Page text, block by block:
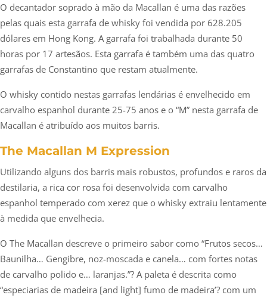
O decantador soprado à mão da Macallan é uma das razões
pelas quais esta garrafa de whisky foi vendida por 628.205
dólares em Hong Kong. A garrafa foi trabalhada durante 50
horas por 17 artesãos. Esta garrafa é também uma das quatro
garrafas de Constantino que restam atualmente.
O whisky contido nestas garrafas lendárias é envelhecido em
carvalho espanhol durante 25-75 anos e o “M” nesta garrafa de
Macallan é atribuído aos muitos barris.
The Macallan M Expression
Utilizando alguns dos barris mais robustos, profundos e raros da
destilaria, a rica cor rosa foi desenvolvida com carvalho
espanhol temperado com xerez que o whisky extraiu lentamente
à medida que envelhecia.
O The Macallan descreve o primeiro sabor como “Frutos secos…
Baunilha… Gengibre, noz-moscada e canela… com fortes notas
de carvalho polido e… laranjas.”? A paleta é descrita como
“especiarias de madeira [and light] fumo de madeira’? com um